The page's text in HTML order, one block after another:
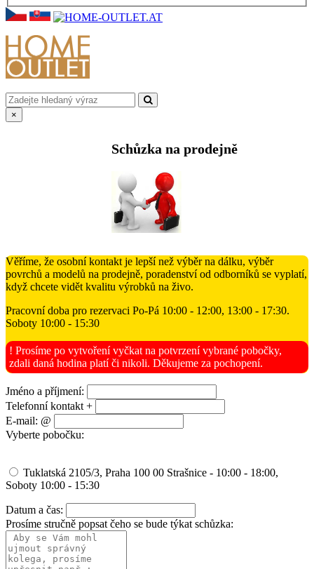
×
Schůzka na prodejně
Věříme, že osobní kontakt je lepší než výběr na dálku, výběr
povrchů a modelů na prodejně, poradenství od odborníků se vyplatí,
když chcete vidět kvalitu výrobků na živo.
Pracovní doba pro rezervaci Po-Pá 10:00 - 12:00, 13:00 - 17:30.
Soboty 10:00 - 15:30
! Prosíme po vytvoření vyčkat na potvrzení vybrané pobočky,
zdali daná hodina platí či nikoli. Děkujeme za pochopení.
Jméno a příjmení:
Telefonní kontakt +
E-mail: @
Vyberte pobočku:
Tuklatská 2105/3, Praha 100 00 Strašnice - 10:00 - 18:00,
Soboty 10:00 - 15:30
Datum a čas:
Prosíme stručně popsat čeho se bude týkat schůzka: